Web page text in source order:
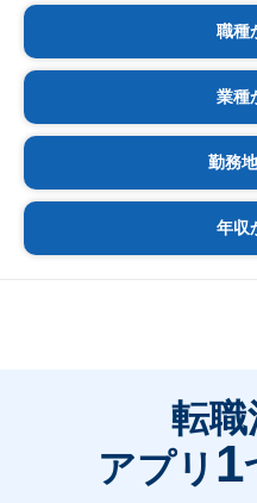
職種
業種
勤務
年収
転
アプリ 1